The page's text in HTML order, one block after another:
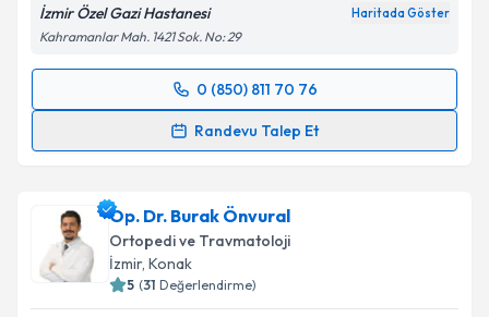
İzmir Özel Gazi Hastanesi Haritada Göster
Kahramanlar Mah. 1421 Sok. No: 29
0 (850) 811 70 76
Randevu Talep Et
Randevu Takvimi Talebi
takvim hazırlandığında e-posta ile bilgilendireceğiz.
E-posta Adresiniz
Op. Dr. Burak Önvural
Ortopedi ve Travmatoloji
İzmir, Konak
5 (31 Değerlendirme)